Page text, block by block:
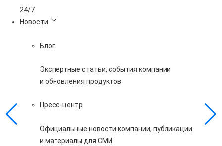
24/7
Новости
Блог
Экспертные статьи, события компании
и обновления продуктов
Пресс-центр
Официальные новости компании, публикации
и материалы для СМИ